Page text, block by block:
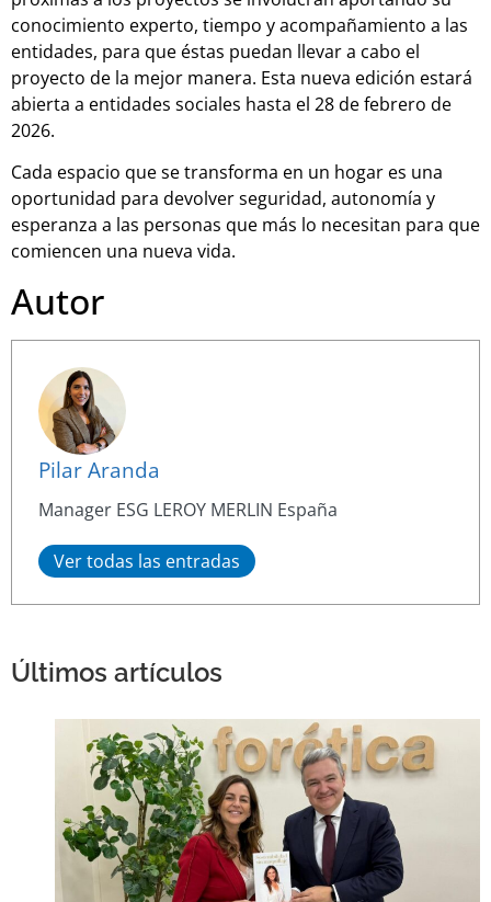
conocimiento experto, tiempo y acompañamiento a las
entidades, para que éstas puedan llevar a cabo el
proyecto de la mejor manera. Esta nueva edición estará
abierta a entidades sociales hasta el 28 de febrero de
2026.
Cada espacio que se transforma en un hogar es una
oportunidad para devolver seguridad, autonomía y
esperanza a las personas que más lo necesitan para que
comiencen una nueva vida.
Autor
Pilar Aranda
Manager ESG LEROY MERLIN España
Ver todas las entradas
Últimos artículos